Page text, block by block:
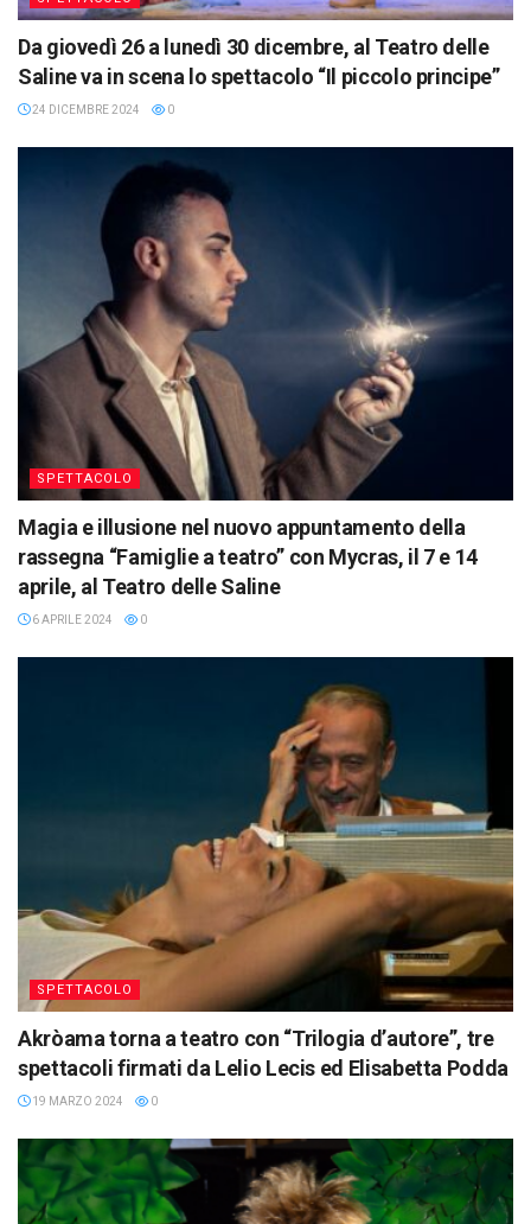
Da giovedì 26 a lunedì 30 dicembre, al Teatro delle
Saline va in scena lo spettacolo “Il piccolo principe”
24 DICEMBRE 2024 0
SPETTACOLO
Magia e illusione nel nuovo appuntamento della
rassegna “Famiglie a teatro” con Mycras, il 7 e 14
aprile, al Teatro delle Saline
6 APRILE 2024 0
SPETTACOLO
Akròama torna a teatro con “Trilogia d’autore”, tre
spettacoli firmati da Lelio Lecis ed Elisabetta Podda
19 MARZO 2024 0